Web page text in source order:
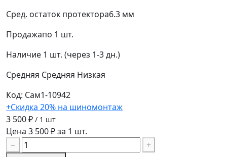
Сред. остаток протектора6.3 мм
Продажапо 1 шт.
Наличие 1 шт. (через 1-3 дн.)
Средняя Средняя Низкая
Код: Сам1-10942
+Скидка 20% на шиномонтаж
3 500 ₽ / 1 шт
Цена 3 500 ₽ за 1 шт.
−
+